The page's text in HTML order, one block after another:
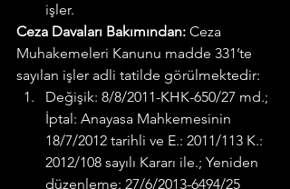
işler.
Ceza Davaları Bakımından: Ceza
Muhakemeleri Kanunu madde 331’te
sayılan işler adli tatilde görülmektedir:
Değişik: 8/8/2011-KHK-650/27 md.;
İptal: Anayasa Mahkemesinin
18/7/2012 tarihli ve E.: 2011/113 K.:
2012/108 sayılı Kararı ile.; Yeniden
düzenleme: 27/6/2013-6494/25